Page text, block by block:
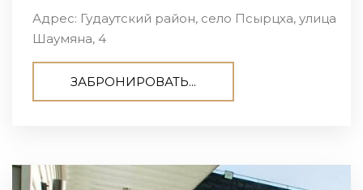
Адрес: Гудаутский район, село Псырцха, улица
Шаумяна, 4
ЗАБРОНИРОВАТЬ...